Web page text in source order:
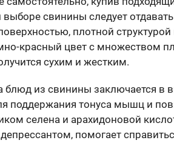
свинины следует
плотной
красный цвет с множеством
сухим и жестким.
блюд из свинины заключается в
поддержания тонуса мышц и
селена и арахидоновой
помогает